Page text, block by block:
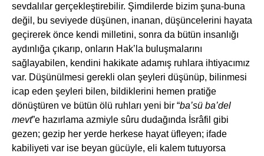
sevdalılar gerçekleştirebilir. Şimdilerde bizim şuna-buna
değil, bu seviyede düşünen, inanan, düşüncelerini hayata
geçirerek önce kendi milletini, sonra da bütün insanlığı
aydınlığa çıkarıp, onların Hak’la buluşmalarını
sağlayabilen, kendini hakikate adamış ruhlara ihtiyacımız
var. Düşünülmesi gerekli olan şeyleri düşünüp, bilinmesi
icap eden şeyleri bilen, bildiklerini hemen pratiğe
dönüştüren ve bütün ölü ruhları yeni bir “ba’sü ba’del
mevt”e hazırlama azmiyle sûru dudağında İsrâfil gibi
gezen; gezip her yerde herkese hayat üfleyen; ifade
kabiliyeti var ise beyan gücüyle, eli kalem tutuyorsa